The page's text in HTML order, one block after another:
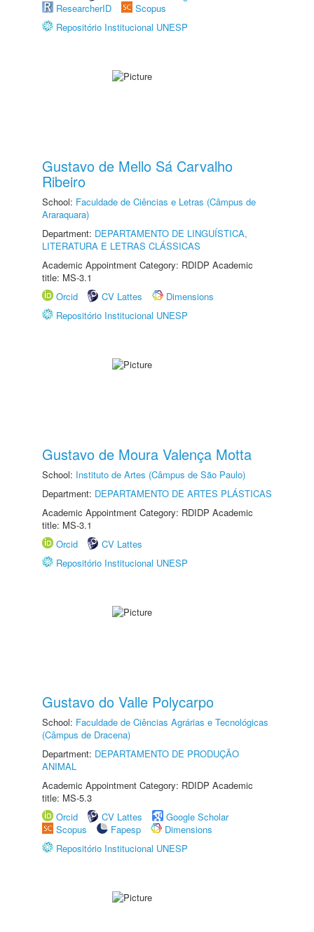
ResearcherID
Scopus
Repositório Institucional UNESP
Gustavo de Mello Sá Carvalho
Ribeiro
School: Faculdade de Ciências e Letras (Câmpus de
Araraquara)
Department: DEPARTAMENTO DE LINGUÍSTICA,
LITERATURA E LETRAS CLÁSSICAS
Academic Appointment Category: RDIDP Academic
title: MS-3.1
Orcid
CV Lattes
Dimensions
Repositório Institucional UNESP
Gustavo de Moura Valença Motta
School: Instituto de Artes (Câmpus de São Paulo)
Department: DEPARTAMENTO DE ARTES PLÁSTICAS
Academic Appointment Category: RDIDP Academic
title: MS-3.1
Orcid
CV Lattes
Repositório Institucional UNESP
Gustavo do Valle Polycarpo
School: Faculdade de Ciências Agrárias e Tecnológicas
(Câmpus de Dracena)
Department: DEPARTAMENTO DE PRODUÇÃO
ANIMAL
Academic Appointment Category: RDIDP Academic
title: MS-5.3
Orcid
CV Lattes
Google Scholar
Scopus
Fapesp
Dimensions
Repositório Institucional UNESP